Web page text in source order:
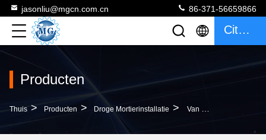
jasonliu@mgcn.com.cn 86-371-56659866
Citaat
Producten
Thuis > Producten > Droge Mortierinstallatie > Van Het De Thermische Isolatieperliet Van De Trommelmixer Droge Het Mortierinstallatie